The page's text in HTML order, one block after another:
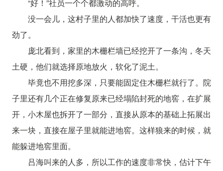
“好！”社员一个个都激动的高呼。
没一会儿，这村子里的人都加快了速度，干活也更有
劲了。
庞北看到，家里的木栅栏墙已经挖开了一条沟，冬天
土硬，他们就选择原地放火，软化了泥土。
毕竟也不用挖多深，只要能固定住木栅栏就行了。院
子里还有几个正在修复原来已经塌陷封死的地窖，在扩展
开，小木屋也拆开了一部分，直接从原本的基础上拓展出
来一块，直接在屋子里就能进地窖。这样狼来的时候，就
能躲进地窖里面。
吕海叫来的人多，所以工作的速度非常快，估计下午